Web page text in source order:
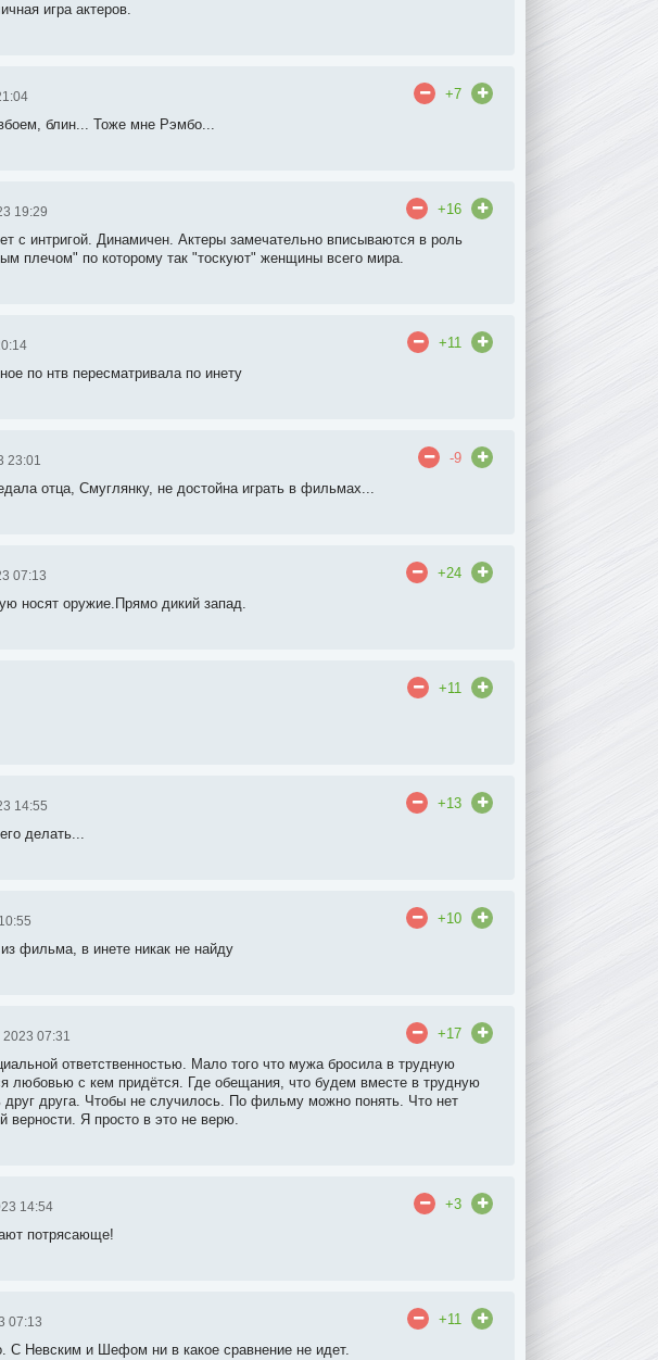
игра актеров.
+7
блин... Тоже мне Рэмбо...
19:29
+16
с интригой. Динамичен. Актеры замечательно вписываются в роль
плечом" по которому так "тоскуют" женщины всего мира.
+11
по нтв пересматривала по инету
23:01
-9
отца, Смуглянку, не достойна играть в фильмах...
07:13
+24
носят оружие.Прямо дикий запад.
+11
14:55
+13
делать...
+10
фильма, в инете никак не найду
07:31
+17
ответственностью. Мало того что мужа бросила в трудную
любовью с кем придётся. Где обещания, что будем вместе в трудную
друг друга. Чтобы не случилось. По фильму можно понять. Что нет
верности. Я просто в это не верю.
14:54
+3
потрясающе!
07:13
+11
С Невским и Шефом ни в какое сравнение не идет.